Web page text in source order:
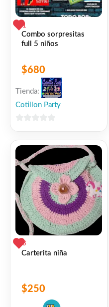
1
Combo sorpresitas
full 5 niños
$680
Tienda:
Cotillon Party
5
3
Carterita niña
$250